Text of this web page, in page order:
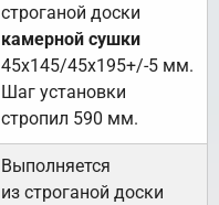
строганой доски
камерной сушки
45х145/45х195+/-5 мм.
Шаг установки
стропил 590 мм.
Выполняется
из строганой доски